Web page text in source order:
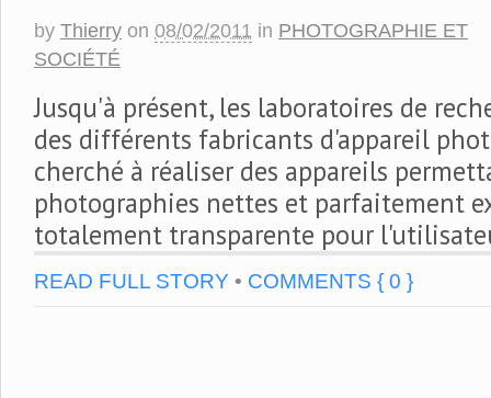
by Thierry on 08/02/2011 in PHOTOGRAPHIE ET
SOCIÉTÉ
Jusqu'à présent, les laboratoires de
des différents fabricants d'appareil
cherché à réaliser des appareils
photographies nettes et parfaitement
totalement transparente pour
READ FULL STORY • COMMENTS { 0 }